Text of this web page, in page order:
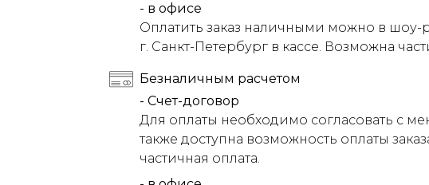
- в офисе
Оплатить заказ наличными можно в шоу-
г. Санкт-Петербург в кассе. Возможна
Безналичным расчетом
- Счет-договор
Для оплаты необходимо согласовать с
также доступна возможность оплаты
частичная оплата.